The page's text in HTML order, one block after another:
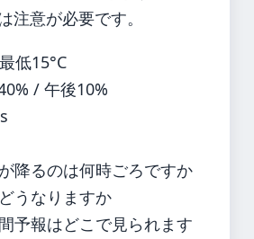
注意が必要です。
低15°C
/ 午後10%
降るのは何時ごろですか
うなりますか
予報はどこで見られます